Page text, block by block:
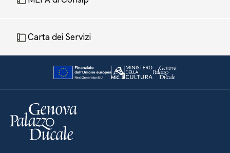
Carta dei Servizi